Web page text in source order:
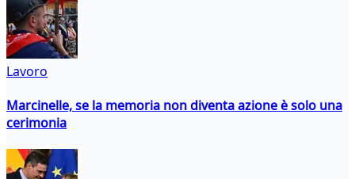
Lavoro
Marcinelle, se la memoria non diventa azione è solo una
cerimonia